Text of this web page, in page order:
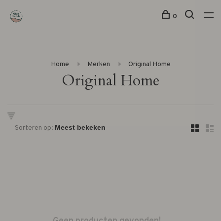
0
Home Merken Original Home
Original Home
Sorteren op: